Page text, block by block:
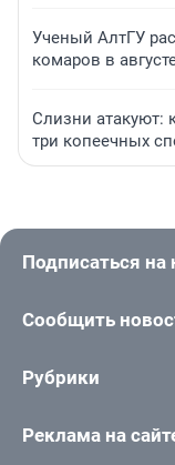
Ученый АлтГУ
комаров в
Слизни атакуют:
три копеечных
Подписаться на
Сообщить
Рубрики
Реклама на